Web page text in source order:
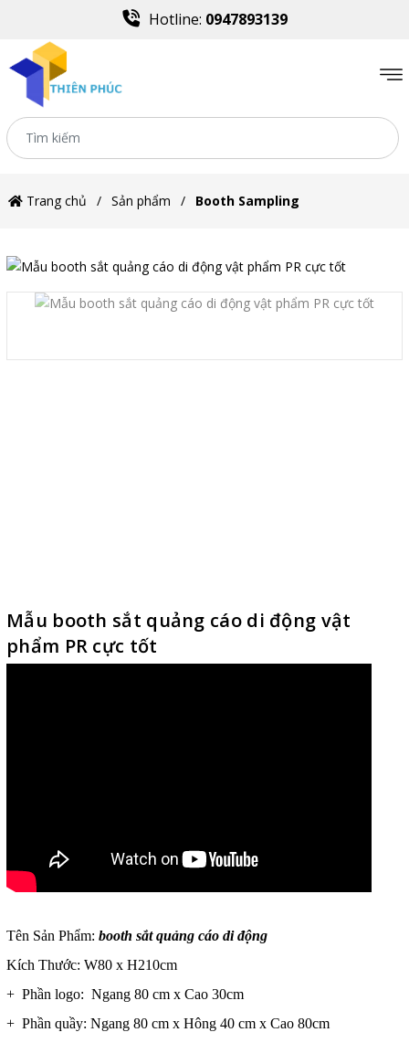
Hotline: 0947893139
Trang chủ Sản phẩm Booth Sampling
Mẫu booth sắt quảng cáo di động vật
phẩm PR cực tốt
Tên Sản Phẩm: booth sắt quảng cáo di động
Kích Thước: W80 x H210cm
+ Phần logo: Ngang 80 cm x Cao 30cm
+ Phần quầy: Ngang 80 cm x Hông 40 cm x Cao 80cm